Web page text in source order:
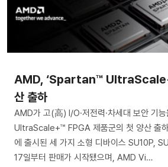
AMD, ‘Spartan™
산 출하
AMD가 고(高) I/O·저전력·차세대 보안 기
UltraScale+™ FPGA 제품군의 첫 양산 출
에 출시된 세 가지 소형 디바이스 SU10P,
17일부터 판매가 시작됐으며, AMD Vi…